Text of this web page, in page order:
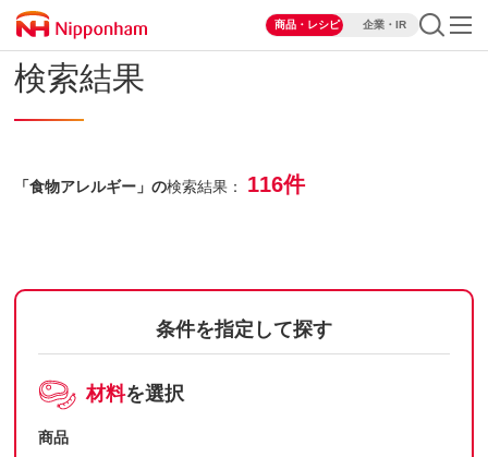
商品・レシピ 企業・IR
検索結果
「食物アレルギー」の検索結果： 116件
条件を指定して探す
材料を選択
商品